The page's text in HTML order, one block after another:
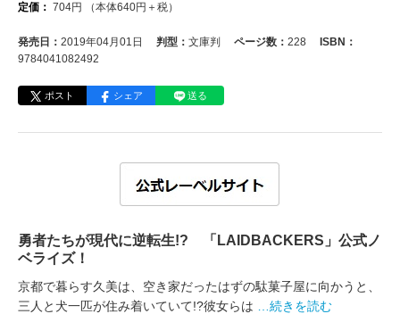
定価： 704円 （本体640円＋税）
発売日： 2019年04月01日 判型： 文庫判 ページ数： 228
ISBN：
9784041082492
ポスト シェア 送る
勇者たちが現代に逆転生!? 「LAIDBACKERS」公式ノ
ベライズ！
京都で暮らす久美は、空き家だったはずの駄菓子屋に向かうと、
三人と犬一匹が住み着いていて!?彼女らは
…続きを読む